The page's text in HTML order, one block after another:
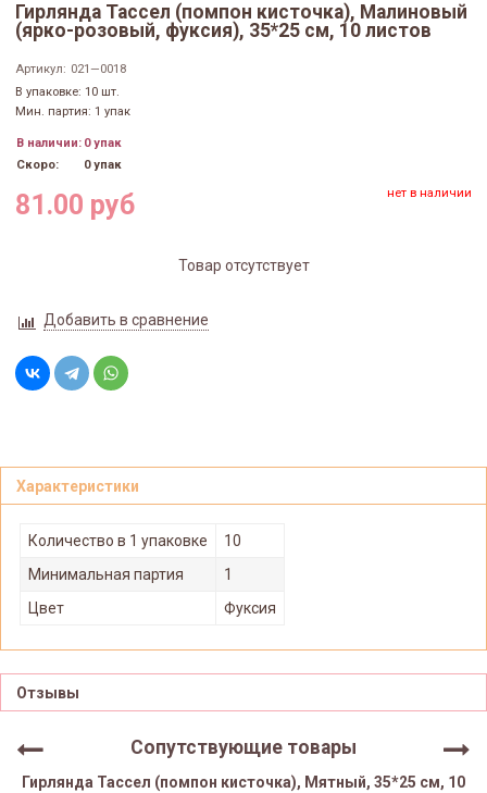
Гирлянда Тассел (помпон кисточка), Малиновый
(ярко-розовый, фуксия), 35*25 см, 10 листов
Артикул: 021—0018
В упаковке: 10 шт.
Мин. партия: 1 упак
В наличии: 0 упак
Скоро:
0 упак
81.00 руб нет в наличии
Товар отсутствует
Добавить в сравнение
Характеристики
Количество в 1 упаковке
10
Минимальная партия
1
Цвет
Фуксия
Отзывы
Сопутствующие товары
Гирлянда Тассел (помпон кисточка), Мятный, 35*25 см, 10